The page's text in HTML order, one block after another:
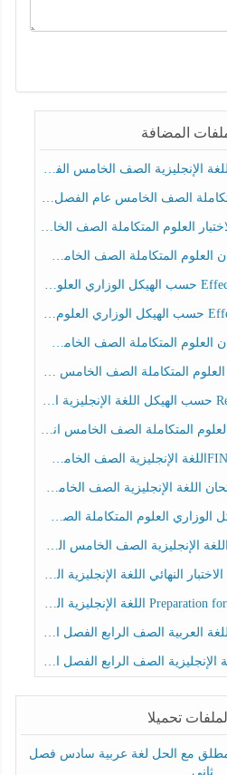
المضافة
الخامس عام الفصل الدراسي الثالث 2025-2026
المتكاملة الصف الخامس عام الفصل الثالث
الصف الخامس انسبير الفصل الثالث
الصف الخامس عام الفصل الثالث
الصف الخامس انسبير الفصل الثالث
الصف الخامس انسبير الفصل الثالث
الإنجليزية الصف الخامس الفصل الثالث
المتكاملة الصف الخامس عام الفصل الثالث
اللغة الإنجليزية الصف الرابع الفصل الثالث
العربية الصف الرابع الفصل الثالث
الصف الرابع الفصل الثالث
تحميلا
مع الحل لغة عربية سادس فصل
ثاني